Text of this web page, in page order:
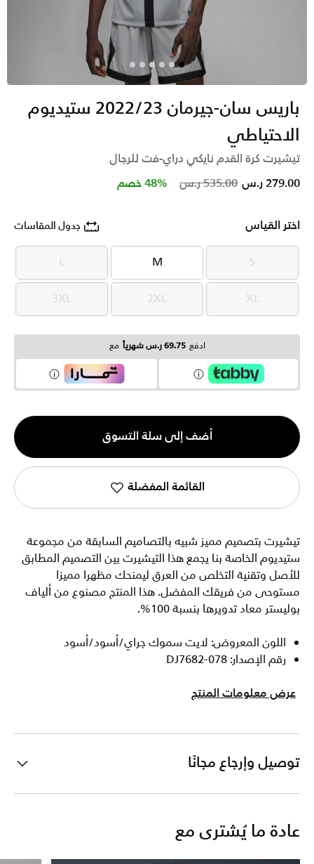
باريس سان-جيرمان 2022/23 ستيديوم
الاحتياطي
تيشيرت كرة القدم نايكي دراي-فت للرجال
Price reduced from
535.00 ر.س to 279.00 ر.س 48% خصم
اختر القياس جدول المقاسات
S
S
M
M
L
L
XL
XL
2XL
2XL
3XL
3XL
ادفع 69.75 ر.س شهرياً مع
الكمية
1
أضف إلى سلة التسوق
القائمة المفضلة
تيشيرت بتصميم مميز شبيه بالتصاميم السابقة من مجموعة
ستيديوم الخاصة بنا يجمع هذا التيشيرت بين التصميم المطابق
للأصل وتقنية التخلص من العرق ليمنحك مظهرا مميزا
مستوحى من فريقك المفضل. هذا المنتج مصنوع من ألياف
بوليستر معاد تدويرها بنسبة 100%.
اللون المعروض: لايت سموك جراي/أسود/أسود
رقم الإصدار: DJ7682-078
عرض معلومات المنتج
توصيل وإرجاع مجانًا
عادة ما يُشترى مع